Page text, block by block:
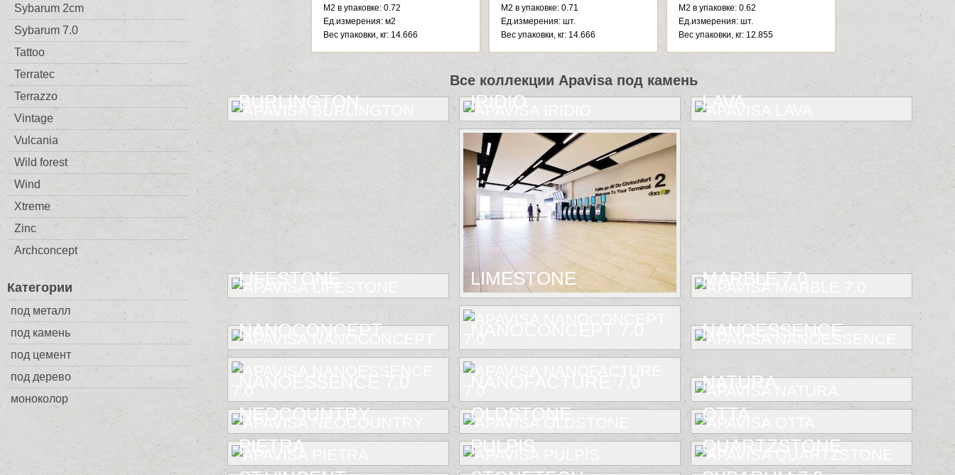
Sybarum 2cm
Sybarum 7.0
Tattoo
Terratec
Terrazzo
Vintage
Vulcania
Wild forest
Wind
Xtreme
Zinc
Archconcept
Категории
под металл
под камень
под цемент
под дерево
моноколор
М2 в упаковке: 0.72
Ед.измерения: м2
Веc упаковки, кг: 14.666
М2 в упаковке: 0.71
Ед.измерения: шт.
Веc упаковки, кг: 14.666
М2 в упаковке: 0.62
Ед.измерения: шт.
Веc упаковки, кг: 12.855
Все коллекции Apavisa под камень
BURLINGTON IRIDIO LAVA
LIFESTONE LIMESTONE MARBLE 7.0
NANOCONCEPT NANOESSENCE
NATURA
NEOCOUNTRY
OLDSTONE
OTTA
PIETRA
PULPIS
QUARTZSTONE